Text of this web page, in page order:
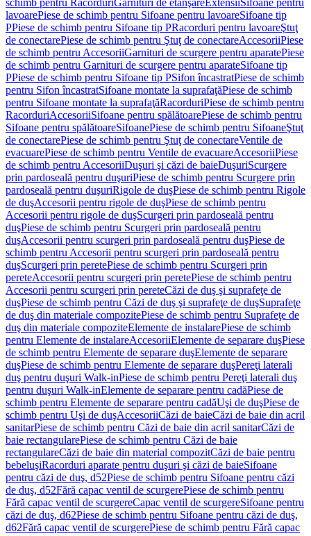
schimb pentru RacorduriGarnituri de etanşareExtensiiSifoane pentru
lavoarePiese de schimb pentru Sifoane pentru lavoareSifoane tip
PPiese de schimb pentru Sifoane tip PRacorduri pentru lavoareŞtuţ
de conectarePiese de schimb pentru Ştuţ de conectareAccesoriiPiese
de schimb pentru AccesoriiGarnituri de scurgere pentru aparatePiese
de schimb pentru Garnituri de scurgere pentru aparateSifoane tip
PPiese de schimb pentru Sifoane tip PSifon încastratPiese de schimb
pentru Sifon încastratSifoane montate la suprafaţăPiese de schimb
pentru Sifoane montate la suprafaţăRacorduriPiese de schimb pentru
RacorduriAccesoriiSifoane pentru spălătoarePiese de schimb pentru
Sifoane pentru spălătoareSifoanePiese de schimb pentru SifoaneŞtuţ
de conectarePiese de schimb pentru Ştuţ de conectareVentile de
evacuarePiese de schimb pentru Ventile de evacuareAccesoriiPiese
de schimb pentru AccesoriiDuşuri şi căzi de baieDuşuriScurgere
prin pardoseală pentru duşuriPiese de schimb pentru Scurgere prin
pardoseală pentru duşuriRigole de duşPiese de schimb pentru Rigole
de duşAccesorii pentru rigole de duşPiese de schimb pentru
Accesorii pentru rigole de duşScurgeri prin pardoseală pentru
duşPiese de schimb pentru Scurgeri prin pardoseală pentru
duşAccesorii pentru scurgeri prin pardoseală pentru duşPiese de
schimb pentru Accesorii pentru scurgeri prin pardoseală pentru
duşScurgeri prin peretePiese de schimb pentru Scurgeri prin
pereteAccesorii pentru scurgeri prin peretePiese de schimb pentru
Accesorii pentru scurgeri prin pereteCăzi de duş şi suprafeţe de
duşPiese de schimb pentru Căzi de duş şi suprafeţe de duşSuprafeţe
de duş din materiale compozitePiese de schimb pentru Suprafeţe de
duş din materiale compoziteElemente de instalarePiese de schimb
pentru Elemente de instalareAccesoriiElemente de separare duşPiese
de schimb pentru Elemente de separare duşElemente de separare
duşPiese de schimb pentru Elemente de separare duşPereţi laterali
duş pentru duşuri Walk-inPiese de schimb pentru Pereţi laterali duş
pentru duşuri Walk-inElemente de separare pentru cadăPiese de
schimb pentru Elemente de separare pentru cadăUşi de duşPiese de
schimb pentru Uşi de duşAccesoriiCăzi de baieCăzi de baie din acril
sanitarPiese de schimb pentru Căzi de baie din acril sanitarCăzi de
baie rectangularePiese de schimb pentru Căzi de baie
rectangulareCăzi de baie din material compozitCăzi de baie pentru
bebeluşiRacorduri aparate pentru duşuri şi căzi de baieSifoane
pentru căzi de duş, d52Piese de schimb pentru Sifoane pentru căzi
de duş, d52Fără capac ventil de scurgerePiese de schimb pentru
Fără capac ventil de scurgereCapac ventil de scurgereSifoane pentru
căzi de duş, d62Piese de schimb pentru Sifoane pentru căzi de duş,
d62Fără capac ventil de scurgerePiese de schimb pentru Fără capac